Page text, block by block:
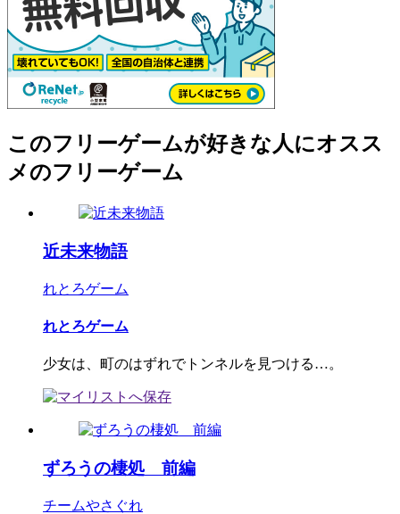
このフリーゲームが好きな人にオスス
メのフリーゲーム
近未来物語
れとろゲーム
れとろゲーム
少女は、町のはずれでトンネルを見つける…。
ずろうの棲処 前編
チームやさぐれ